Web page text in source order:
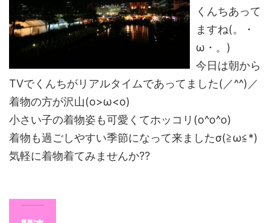
くんちあって
ますね(。・
ω・。)
今日は朝から
TVでくんちがリアルタイムであってました(／^^)／
着物の方が沢山(o>ω<o)
小さい子の着物姿も可愛くてホッコリ(o^o^o)
着物も過ごしやすい季節になって来ましたσ(≧ω≦*)
気軽に着物着てみませんか??